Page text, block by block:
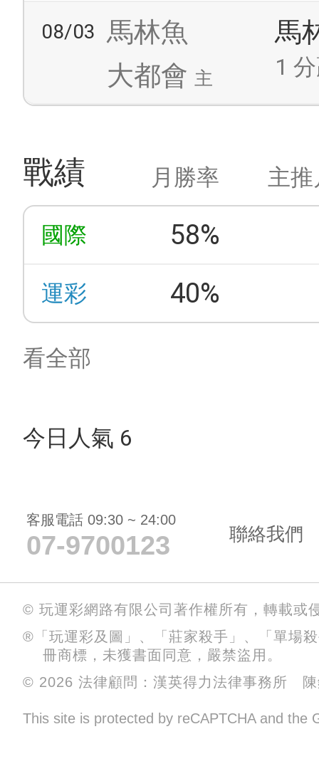
08/03 馬林魚
大都會 主
馬
1
戰績 月勝率 主
國際 58%
運彩 40%
看全部
今日人氣 6
客服電話 09:30 ~ 24:00
07-9700123 聯絡我們
© 玩運彩網路有限公司著作權所有，轉載或
®「玩運彩及圖」、「莊家殺手」、「單場
冊商標，未獲書面同意，嚴禁盜用。
© 2026 法律顧問：漢英得力法律事務所 陳
This site is protected by reCAPTCHA and the